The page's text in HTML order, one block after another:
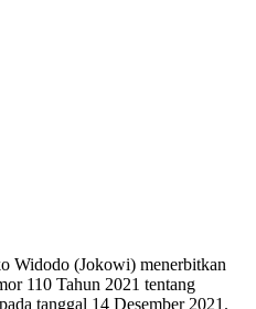
Widodo (Jokowi) menerbitkan
110 Tahun 2021 tentang
tanggal 14 Desember 2021.